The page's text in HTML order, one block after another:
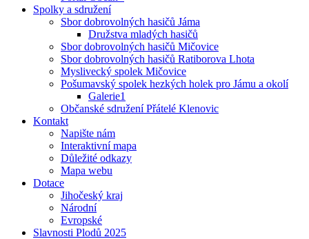
Spolky a sdružení
Sbor dobrovolných hasičů Jáma
Družstva mladých hasičů
Sbor dobrovolných hasičů Mičovice
Sbor dobrovolných hasičů Ratiborova Lhota
Myslivecký spolek Mičovice
Pošumavský spolek hezkých holek pro Jámu a okolí
Galerie1
Občanské sdružení Přátelé Klenovic
Kontakt
Napište nám
Interaktivní mapa
Důležité odkazy
Mapa webu
Dotace
Jihočeský kraj
Národní
Evropské
Slavnosti Plodů 2025